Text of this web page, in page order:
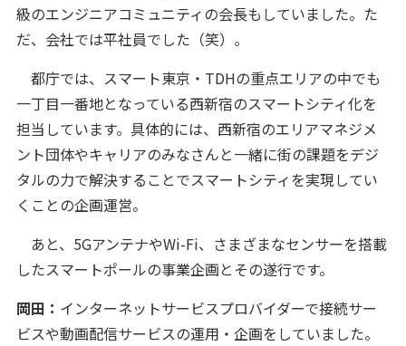
級のエンジニアコミュニティの会長もしていました。た
だ、会社では平社員でした（笑）。
都庁では、スマート東京・TDHの重点エリアの中でも
一丁目一番地となっている西新宿のスマートシティ化を
担当しています。具体的には、西新宿のエリアマネジメ
ント団体やキャリアのみなさんと一緒に街の課題をデジ
タルの力で解決することでスマートシティを実現してい
くことの企画運営。
あと、5GアンテナやWi-Fi、さまざまなセンサーを搭載
したスマートポールの事業企画とその遂行です。
岡田： インターネットサービスプロバイダーで接続サー
ビスや動画配信サービスの運用・企画をしていました。